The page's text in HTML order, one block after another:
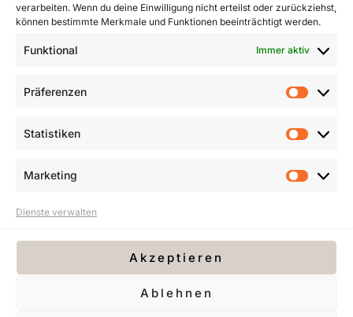
verarbeiten. Wenn du deine Einwilligung nicht erteilst oder zurückziehst,
können bestimmte Merkmale und Funktionen beeinträchtigt werden.
Funktional Immer aktiv
Präferenzen
Statistiken
Marketing
Dienste verwalten
Akzeptieren
Ablehnen
Quicklinks
Kinderärztlicher Notdienst
Datenschutzerklärung
Cookie-Richtlinie (EU)